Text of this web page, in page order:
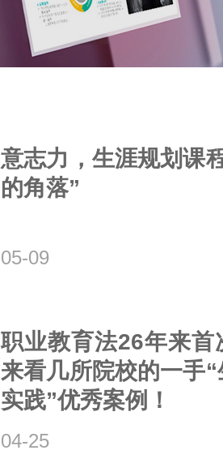
意志力，生涯规划课
的角落”
05-09
职业教育法26年来首
来看几所院校的一手
实践”优秀案例！
04-25